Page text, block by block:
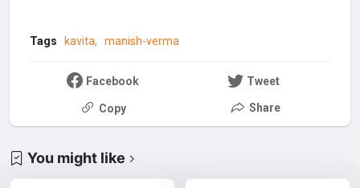
Tags kavita manish-verma
Facebook Tweet
Copy Share
You might like